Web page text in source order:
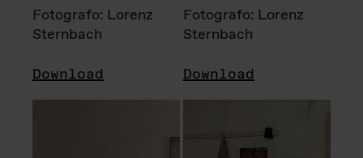
Fotografo: Lorenz
Sternbach
Download
Fotografo: Lorenz
Sternbach
Download